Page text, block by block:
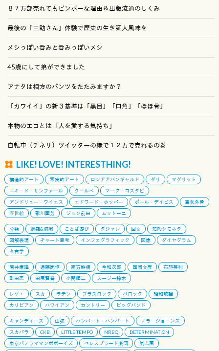
８７万部売れてもビンボーな理由＆出版流通のしくみ
最後の「三助さん」体験で歴史の生き証人風味を
メシっぽい呑みと呑みっぽいメシ
45歳にして弟ができました
アナタは相方のパンツをたたみますか？
「カワイイ」の新３基準は「黒目」「口角」「ほほ骨」
本物のエコとは「人を愛する気持ち」
自転車（チネリ）ツイッターの縁で１２万で売れるの巻
LIKE! LOVE! INTERESTHING!
構造的アート 写実的アート ロシアアバンギャルド ダリ
マグリット
ニキ・ド・サンファール
クールベ
マーク・コスタビ
アンドリュー・ワイエス
エドワード・ホッパー ポール・デイビス
宮武外骨
浮世絵
歌川国芳 ジョン前田 ムットーニ
分類 網羅&俯瞰 ことば遊び ダジャレ 回文
知的シモネタ
図解表現
チャート思考 インフォグラフィック 図像
ダイヤグラム
考古学
筒井康隆 遠藤周作 南方熊楠 今和次郎 西岡文彦
布施英利
町田忍
田尻賢誉 小関順二 スージー鈴木
レゲエ スカ ラテン ブラスロック バロック
昭和歌謡
カリビアン
ハワイアン カントリー ビッグバンド
キャンディーズ 山弦 ハンバート・ハンバート
ノラ・ジョーンズ
スカパラ
CKB LITTLE TEMPO NRBQ
DETERMINATION
東京パノラママンボボーイズ
ペレスプラード楽団
氣志團